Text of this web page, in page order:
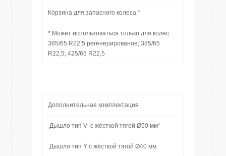
Корзина для запасного колеса *
* Может использоваться только для колес
385/65 R22,5 peгeнepиpoвaное; 385/65
R22,5; 425/65 R22,5
Дополнительная комплектация
Дышло тип V с жёсткой тягой Ø50 мм*
Дышло тип Y с жёсткой тягой Ø40 мм